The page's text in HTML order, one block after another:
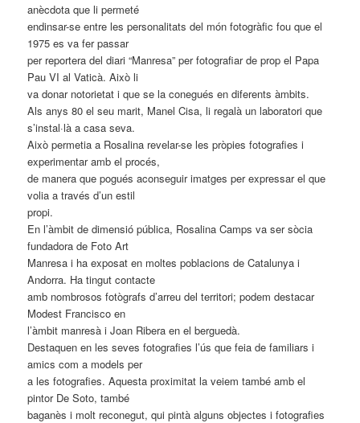
anècdota que li permeté
endinsar-se entre les personalitats del món fotogràfic fou que el
1975 es va fer passar
per reportera del diari “Manresa” per fotografiar de prop el Papa
Pau VI al Vaticà. Això li
va donar notorietat i que se la conegués en diferents àmbits.
Als anys 80 el seu marit, Manel Cisa, li regalà un laboratori que
s’instal·là a casa seva.
Això permetia a Rosalina revelar-se les pròpies fotografies i
experimentar amb el procés,
de manera que pogués aconseguir imatges per expressar el que
volia a través d’un estil
propi.
En l’àmbit de dimensió pública, Rosalina Camps va ser sòcia
fundadora de Foto Art
Manresa i ha exposat en moltes poblacions de Catalunya i
Andorra. Ha tingut contacte
amb nombrosos fotògrafs d’arreu del territori; podem destacar
Modest Francisco en
l’àmbit manresà i Joan Ribera en el berguedà.
Destaquen en les seves fotografies l’ús que feia de familiars i
amics com a models per
a les fotografies. Aquesta proximitat la veiem també amb el
pintor De Soto, també
baganès i molt reconegut, qui pintà alguns objectes i fotografies